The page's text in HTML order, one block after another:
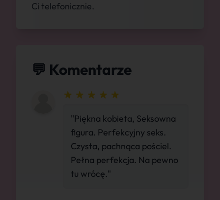
Ci telefonicznie.
💬 Komentarze
"Piękna kobieta, Seksowna
figura. Perfekcyjny seks.
Czysta, pachnąca pościel.
Pełna perfekcja. Na pewno
tu wrócę."